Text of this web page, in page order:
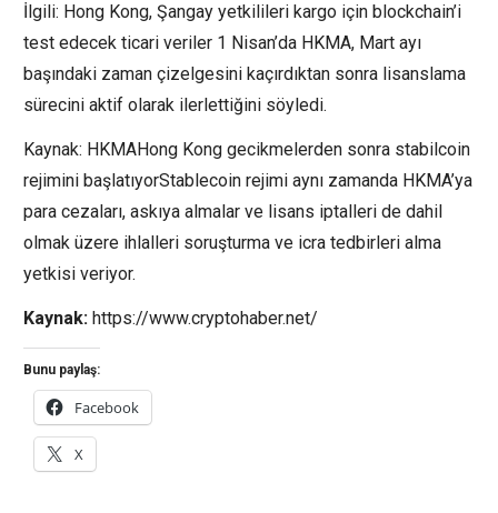
İlgili: Hong Kong, Şangay yetkilileri kargo için blockchain’i
test edecek ticari veriler 1 Nisan’da HKMA, Mart ayı
başındaki zaman çizelgesini kaçırdıktan sonra lisanslama
sürecini aktif olarak ilerlettiğini söyledi.
Kaynak: HKMAHong Kong gecikmelerden sonra stabilcoin
rejimini başlatıyorStablecoin rejimi aynı zamanda HKMA’ya
para cezaları, askıya almalar ve lisans iptalleri de dahil
olmak üzere ihlalleri soruşturma ve icra tedbirleri alma
yetkisi veriyor.
Kaynak: https://www.cryptohaber.net/
Bunu paylaş:
Facebook
X